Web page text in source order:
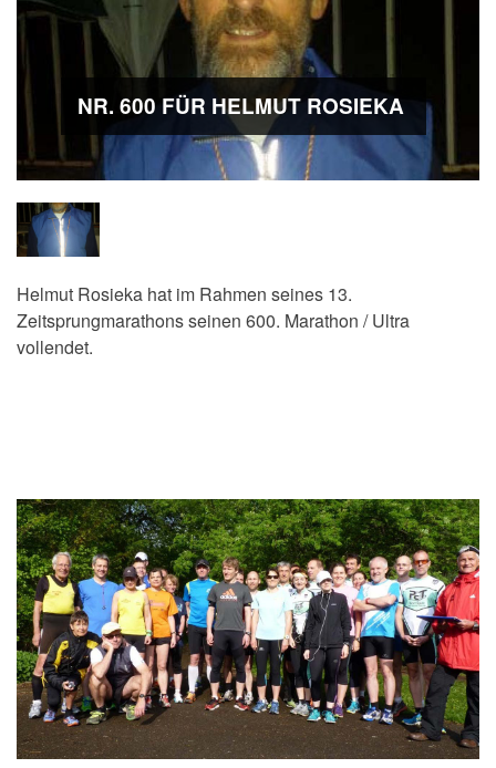
NR. 600 FÜR HELMUT ROSIEKA
Helmut Rosieka hat im Rahmen seines 13.
Zeitsprungmarathons seinen 600. Marathon / Ultra
vollendet.